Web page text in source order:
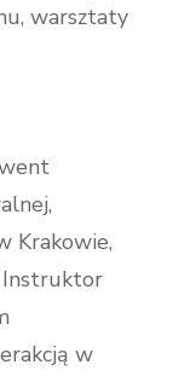
warsztaty
Krakowie,
Instruktor
w